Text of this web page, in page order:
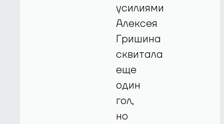
усилиями
Алексея
Гришина
сквитала
еще
один
гол,
но